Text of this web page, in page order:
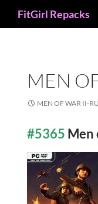
FitGirl Repacks
MEN
MEN OF WAR II-
#5365 Men